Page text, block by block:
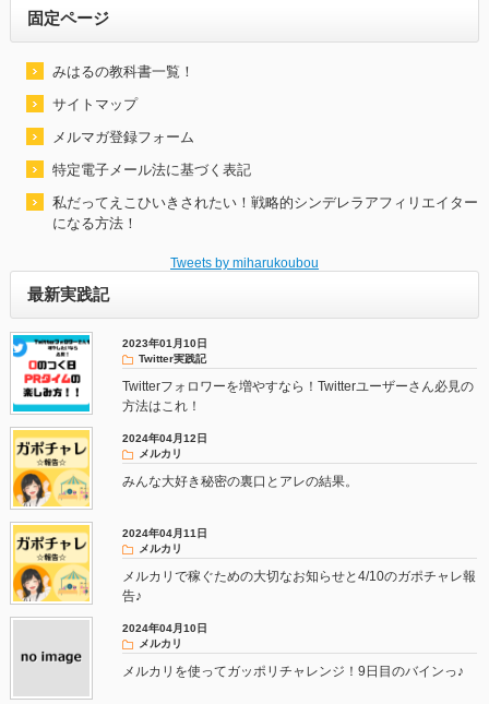
固定ページ
みはるの教科書一覧！
サイトマップ
メルマガ登録フォーム
特定電子メール法に基づく表記
私だってえこひいきされたい！戦略的シンデレラアフィリエイター
になる方法！
Tweets by miharukoubou
最新実践記
2023年01月10日
Twitter実践記
Twitterフォロワーを増やすなら！Twitterユーザーさん必見の
方法はこれ！
2024年04月12日
メルカリ
みんな大好き秘密の裏口とアレの結果。
2024年04月11日
メルカリ
メルカリで稼ぐための大切なお知らせと4/10のガポチャレ報
告♪
2024年04月10日
メルカリ
メルカリを使ってガッポリチャレンジ！9日目のバインっ♪